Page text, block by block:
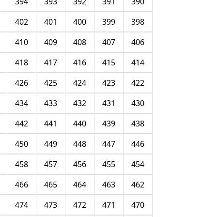
398
399
400
401
402
406
407
408
409
410
414
415
416
417
418
422
423
424
425
426
430
431
432
433
434
438
439
440
441
442
446
447
448
449
450
454
455
456
457
458
462
463
464
465
466
470
471
472
473
474